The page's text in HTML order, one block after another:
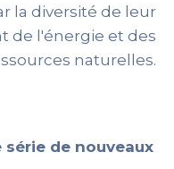
la diversité de leur
de l'énergie et des
naturelles.
série de nouveaux